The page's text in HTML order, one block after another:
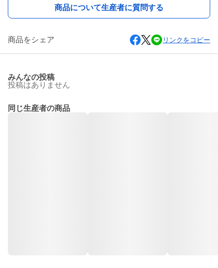
商品について生産者に質問する
商品をシェア リンクをコピー
みんなの投稿
投稿はありません
同じ生産者の商品